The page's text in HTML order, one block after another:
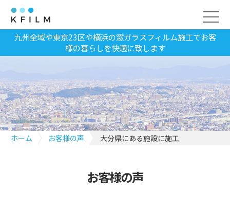
九州全域や東京23区や横浜の窓ガラスフィルム施工でお客
様の暮らしを快適に致します
ホーム お客様の声 大分県にある施設に施工
お客様の声